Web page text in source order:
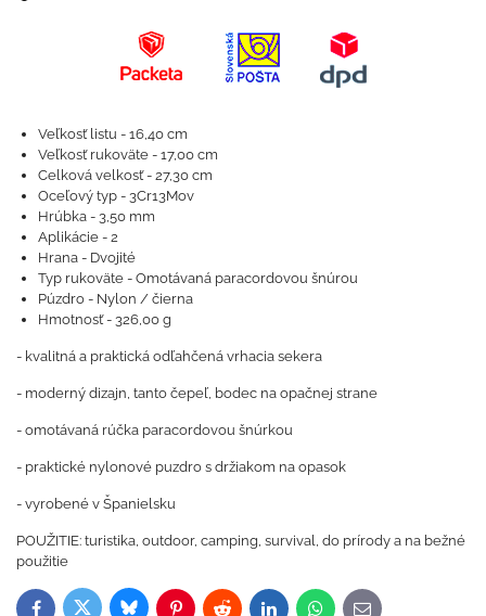
Veľkosť listu - 16,40 cm
Veľkosť rukoväte - 17,00 cm
Celková velkosť - 27,30 cm
Oceľový typ - 3Cr13Mov
Hrúbka - 3,50 mm
Aplikácie - 2
Hrana - Dvojité
Typ rukoväte - Omotávaná paracordovou šnúrou
Púzdro - Nylon / čierna
Hmotnosť - 326,00 g
- kvalitná a praktická odľahčená vrhacia sekera
- moderný dizajn, tanto čepeľ, bodec na opačnej strane
- omotávaná rúčka paracordovou šnúrkou
- praktické nylonové puzdro s držiakom na opasok
- vyrobené v Španielsku
POUŽITIE: turistika, outdoor, camping, survival, do prírody a na bežné
použitie
FacebookTwitterBlueskyPinterestReddit LinkedInWhatsApp
E-